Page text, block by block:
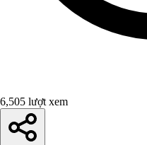
6,505 lượt xem